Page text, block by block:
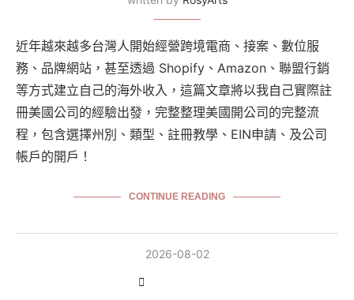
近年越來越多台灣人開始經營跨境電商、接案、數位服
務、品牌網站，甚至透過 Shopify、Amazon、聯盟行銷
等方式建立自己的海外收入，這篇文章將以我自己實際註
冊美國公司的經驗出發，完整整理美國開公司的完整流
程，包含選擇州別、類型、註冊教學、EIN申請、及公司
帳戶的開戶！
CONTINUE READING
2026-08-02